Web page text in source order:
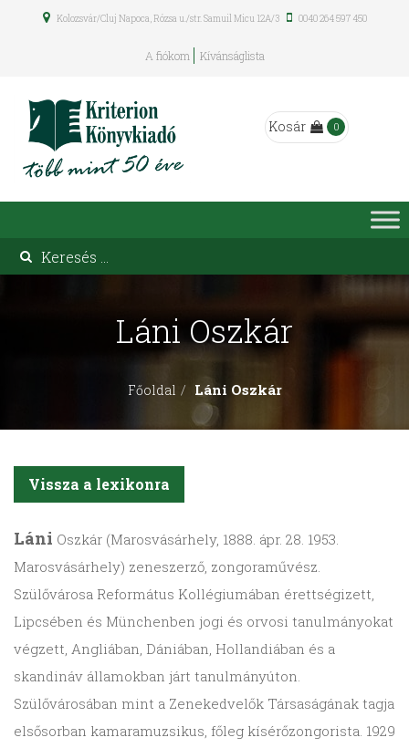
Kolozsvár/Cluj Napoca, Rózsa u./str. Samuil Micu 12A/3 0040 264 597 450
A fiókom Kívánságlista
Kosár 0
Láni Oszkár
Főoldal Láni Oszkár
Vissza a lexikonra
Láni Oszkár (Marosvásárhely, 1888. ápr. 28. 1953.
Marosvásárhely) zeneszerző, zongoraművész.
Szülővárosa Református Kollégiumában érettségizett,
Lipcsében és Münchenben jogi és orvosi tanulmányokat
végzett, Angliában, Dániában, Hollandiában és a
skandináv államokban járt tanulmányúton.
Szülővárosában mint a Zenekedvelők Társaságának tagja
elsősorban kamaramuzsikus, főleg kísérőzongorista. 1929